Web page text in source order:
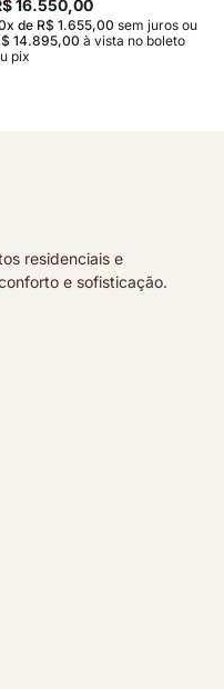
16.550,00
de R$ 1.655,00 sem juros ou
14.895,00 à vista no boleto
pix
residenciais e
e sofisticação.